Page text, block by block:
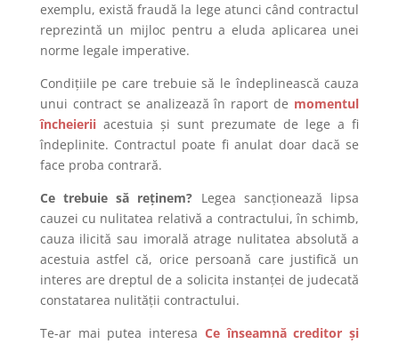
exemplu, există fraudă la lege atunci când contractul
reprezintă un mijloc pentru a eluda aplicarea unei
norme legale imperative.
Condițiile pe care trebuie să le îndeplinească cauza
unui contract se analizează în raport de momentul
încheierii acestuia și sunt prezumate de lege a fi
îndeplinite. Contractul poate fi anulat doar dacă se
face proba contrară.
Ce trebuie să reținem? Legea sancționează lipsa
cauzei cu nulitatea relativă a contractului, în schimb,
cauza ilicită sau imorală atrage nulitatea absolută a
acestuia astfel că, orice persoană care justifică un
interes are dreptul de a solicita instanței de judecată
constatarea nulității contractului.
Te-ar mai putea interesa Ce înseamnă creditor și